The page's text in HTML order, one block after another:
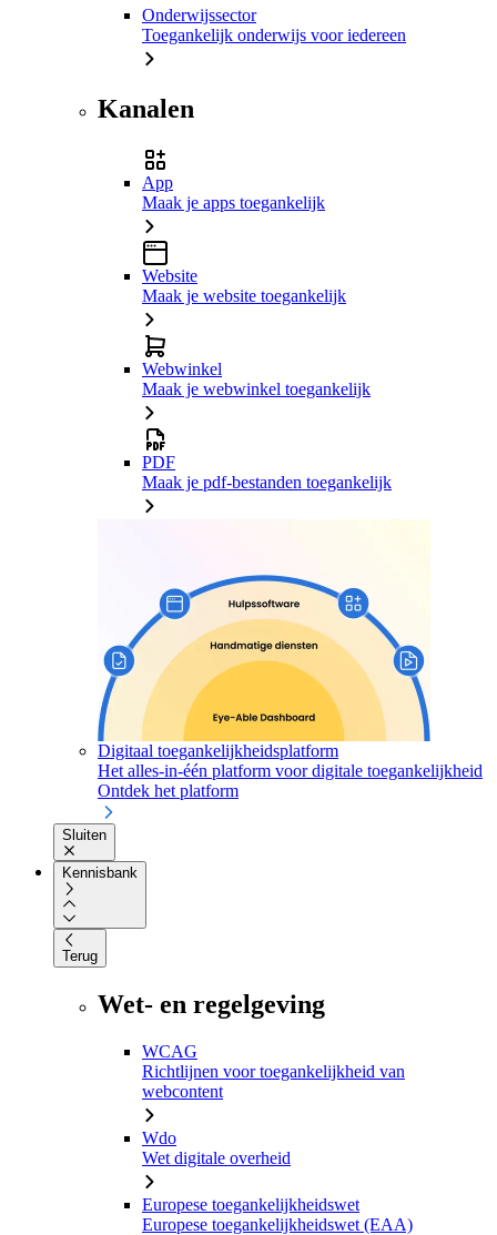
Onderwijssector
Toegankelijk onderwijs voor iedereen
Kanalen
App
Maak je apps toegankelijk
Website
Maak je website toegankelijk
Webwinkel
Maak je webwinkel toegankelijk
PDF
Maak je pdf-bestanden toegankelijk
Digitaal toegankelijkheidsplatform
Het alles-in-één platform voor digitale toegankelijkheid
Ontdek het platform
Sluiten
Kennisbank
Terug
Wet- en regelgeving
WCAG
Richtlijnen voor toegankelijkheid van
webcontent
Wdo
Wet digitale overheid
Europese toegankelijkheidswet
Europese toegankelijkheidswet (EAA)